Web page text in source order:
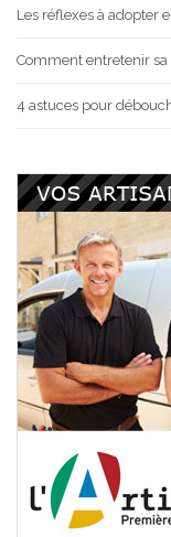
Les réflexes à adopter
Comment entretenir sa
4 astuces pour